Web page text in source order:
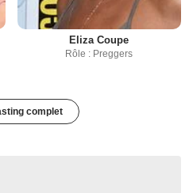
Eliza Coupe
Rôle : Preggers
complet